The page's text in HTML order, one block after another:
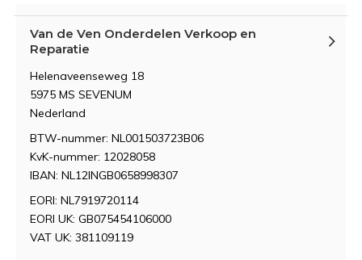
Van de Ven Onderdelen Verkoop en
Reparatie
Helenaveenseweg 18
5975 MS SEVENUM
Nederland
BTW-nummer: NL001503723B06
KvK-nummer: 12028058
IBAN: NL12INGB0658998307
EORI: NL7919720114
EORI UK: GB075454106000
VAT UK: 381109119